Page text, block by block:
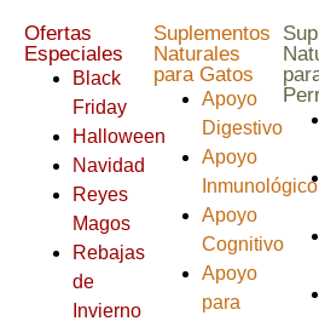
Ofertas
Especiales
Black
Friday
Halloween
Navidad
Reyes
Magos
Rebajas
de
Invierno
Suplementos
Naturales
para Gatos
Apoyo
Digestivo
Apoyo
Inmunológico
Apoyo
Cognitivo
Apoyo
para